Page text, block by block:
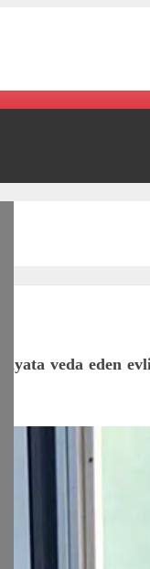
veda eden